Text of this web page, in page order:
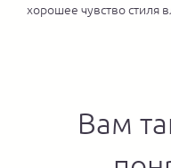
хорошее чувство стиля
Вам